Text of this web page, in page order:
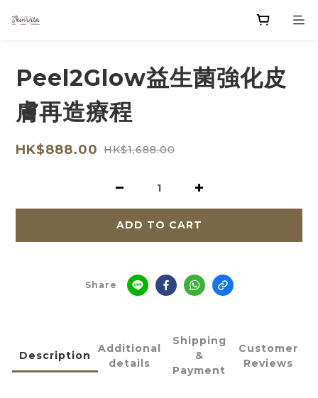
Peel2Glow益生菌強化皮
膚再造療程
HK$888.00 HK$1,688.00
ADD TO CART
Share
Description
Additional
details
Shipping
&
Payment
Customer
Reviews